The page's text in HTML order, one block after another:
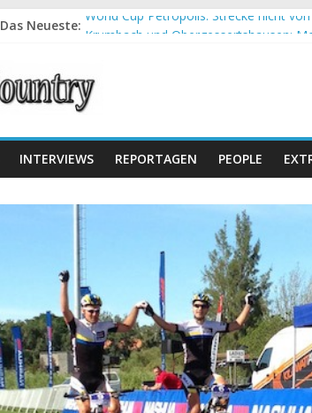
Das Neueste: World Cup Petropolis: Strecke nicht
Halbzeit beim Andalucia Bike Race:
Chelva: Schweizer Doppelsieg beim
INTERVIEWS REPORTAGEN PEOPLE